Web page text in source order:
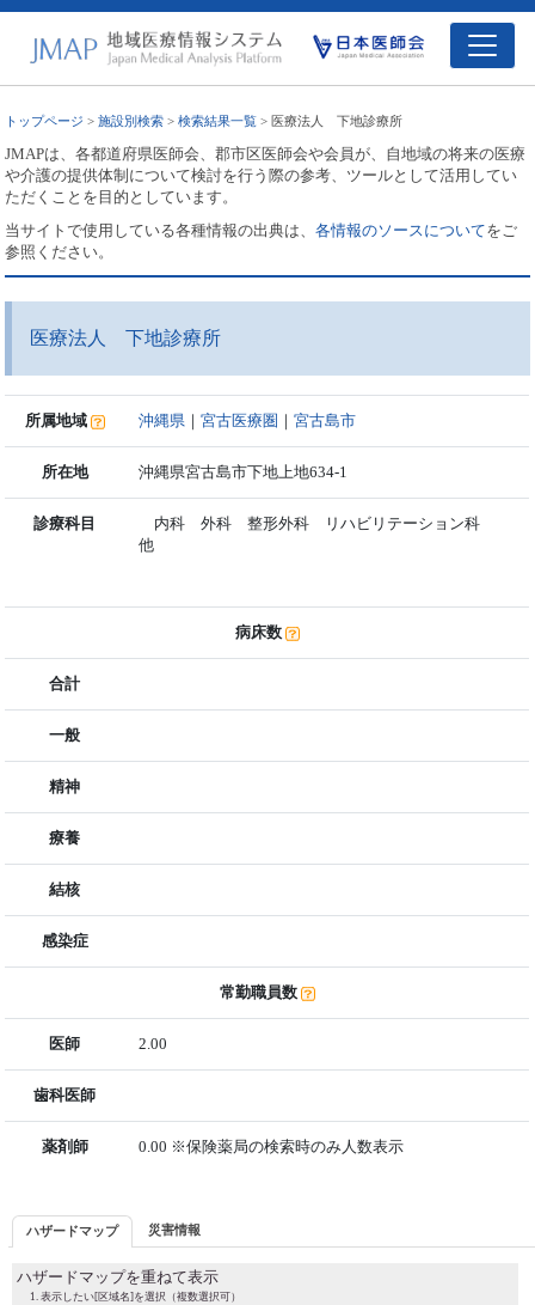
トップページ >施設別検索 >検索結果一覧 > 医療法人 下地診療所
JMAPは、各都道府県医師会、郡市区医師会や会員が、自地域の将来の医療
や介護の提供体制について検討を行う際の参考、ツールとして活用してい
ただくことを目的としています。
当サイトで使用している各種情報の出典は、各情報のソースについてをご
参照ください。
医療法人 下地診療所
所属地域 沖縄県 ｜宮古医療圏 ｜宮古島市
所在地 沖縄県宮古島市下地上地634-1
診療科目
内科 外科 整形外科 リハビリテーション科
他
病床数
合計
一般
精神
療養
結核
感染症
常勤職員数
医師 2.00
歯科医師
薬剤師 0.00 ※保険薬局の検索時のみ人数表示
ハザードマップ 災害情報
ハザードマップを重ねて表示
表示したい[区域名]を選択（複数選択可）